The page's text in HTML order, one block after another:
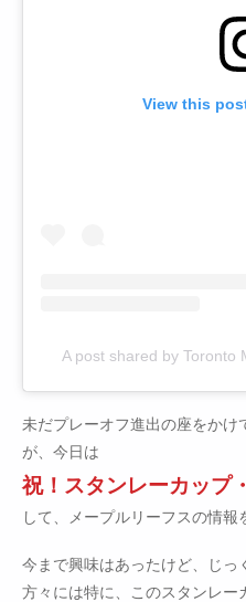
View this
A post shared by Toronto
未だプレーオフ進出の座をか
が、今日は
祝！スタンレーカップ
して、メープルリーフスの情報
今まで興味はあったけど、じっ
方々には特に、このスタンレ